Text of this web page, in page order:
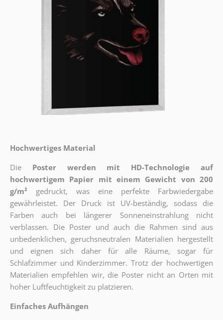
Hochwertiges Material
Die
Poster werden mit HD-Technologie auf
hochwertigem Papier mit einem Gewicht von 200
g/m²
gedruckt, was eine perfekte Farbwiedergabe
gewährleistet. Der Druck ist UV-beständig, sodass die
Farben auch bei längerer Sonneneinstrahlung nicht
verblassen. Die Poster und auch die Rahmen sind aus
unbedenklichen, geruchsneutralen Materialien hergestellt
und eignen sich daher für alle Räume, sogar für
Schlafzimmer und Kinderzimmer. Trotz der hochwertigen
Materialien empfehlen wir, die Poster nicht an Orten mit
hoher Luftfeuchtigkeit zu platzieren.
Einfaches Aufhängen